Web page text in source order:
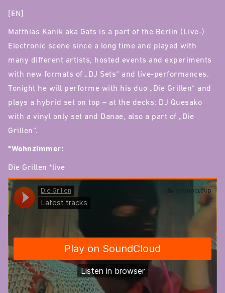
[EN]
Matthias Kanik aka Gats is a part of the Berlin (Live-)
Electronic scene since a long time and played with
many different artists, hosted events and experiments
with new formats of „DJ Sets“ and live-performances.
Tonight he will performe with his duo „Die Grillen“ and
plays a hybrid set on top – at the decks: DJ Quesako
with a vinyl only set and Danae, also a part of „Die
Grillen“.
*Wohnzimmer:
Die Grillen *live